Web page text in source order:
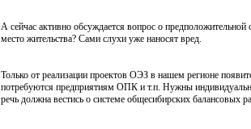
А сейчас активно обсуждается вопрос о
место жительства? Сами слухи уже наносят вред.
Только от реализации проектов ОЭЗ в нашем регионе
потребуются предприятиям ОПК и т.п. Нужны
речь должна вестись о системе общесибирских балансовых